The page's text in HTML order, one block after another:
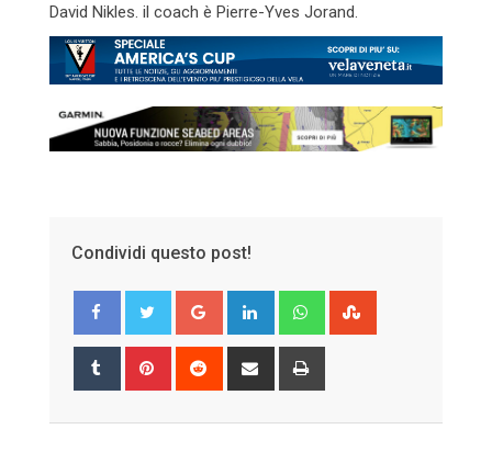
David Nikles. il coach è Pierre-Yves Jorand.
Condividi questo post!
Google+ LinkedIn Whatsapp
Tumblr Pinterest Reddit
Share